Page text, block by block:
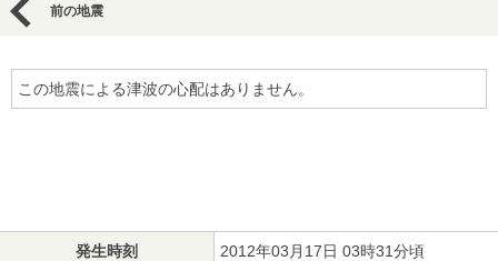
前の地震
この地震による津波の心配はありません。
発生時刻 2012年03月17日 03時31分頃